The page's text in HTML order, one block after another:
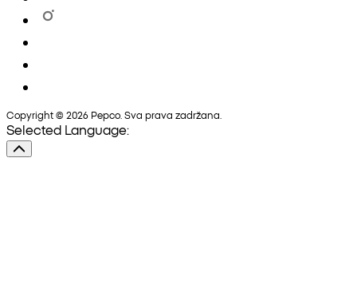
Copyright © 2026 Pepco. Sva prava zadržana.
Selected Language: